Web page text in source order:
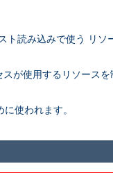
読み込みで使う リ
が使用するリソース
使われます。